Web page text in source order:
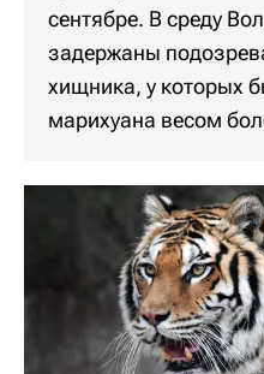
сентябре. В среду
задержаны
хищника, у которых
марихуана весом